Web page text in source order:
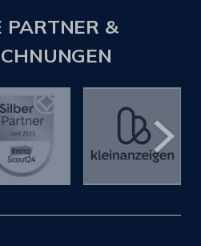
PARTNER &